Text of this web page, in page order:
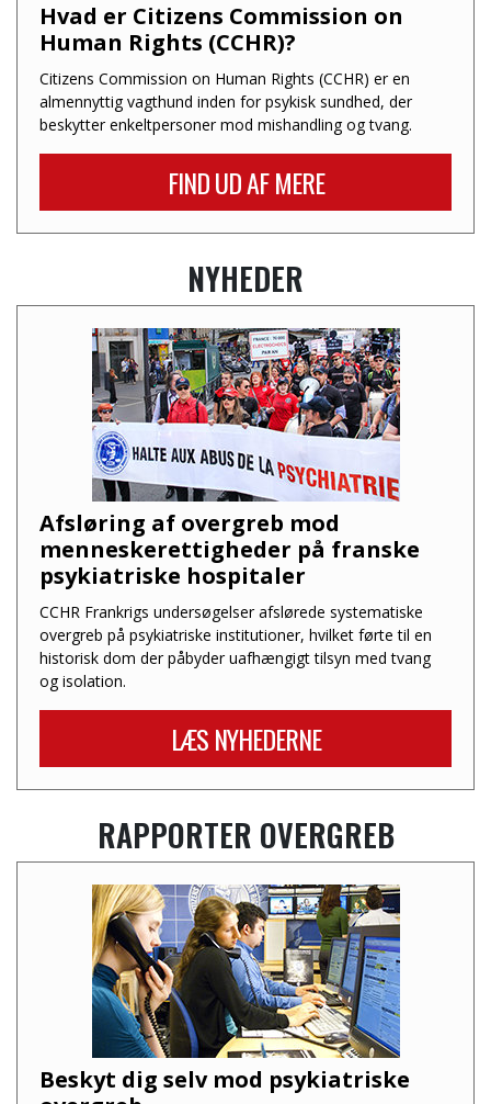
Hvad er Citizens Commission on
Human Rights (CCHR)?
Citizens Commission on Human Rights (CCHR) er en
almennyttig vagthund inden for psykisk sundhed, der
beskytter enkeltpersoner mod mishandling og tvang.
FIND UD AF MERE
NYHEDER
Afsløring af overgreb mod
menneskerettigheder på franske
psykiatriske hospitaler
CCHR Frankrigs undersøgelser afslørede systematiske
overgreb på psykiatriske institutioner, hvilket førte til en
historisk dom der påbyder uafhængigt tilsyn med tvang
og isolation.
LÆS NYHEDERNE
RAPPORTER OVERGREB
Beskyt dig selv mod psykiatriske